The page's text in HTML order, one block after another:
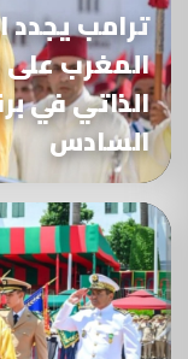
ترامب
المغرب على
الذاتي في
السادس